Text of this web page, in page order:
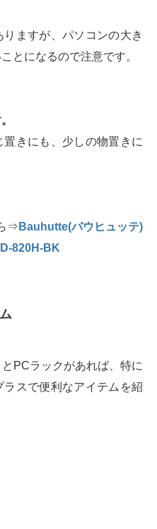
ますが、パソコンの大き
とになるので注意です。
置きにも、少しの物置きに
⇒ Bauhutte(バウヒュッテ)
820H-BK
PCラックがあれば、特に
スで便利なアイテムを紹